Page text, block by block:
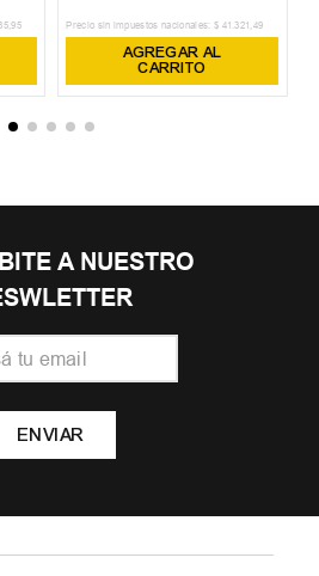
,95 Precio sin impuestos nacionales: $ 41 .321 49
AGREGAR AL
CARRITO
A NUESTRO
ENVIAR